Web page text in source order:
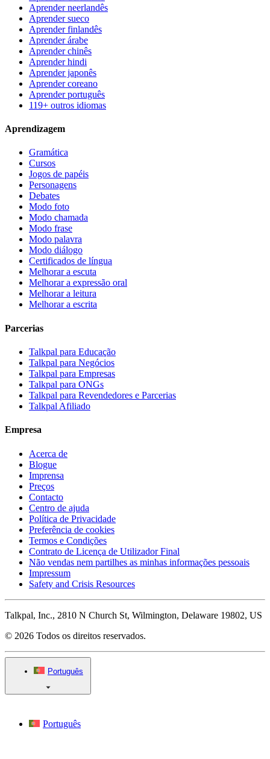
Aprender neerlandês
Aprender sueco
Aprender finlandês
Aprender árabe
Aprender chinês
Aprender hindi
Aprender japonês
Aprender coreano
Aprender português
119+ outros idiomas
Aprendizagem
Gramática
Cursos
Jogos de papéis
Personagens
Debates
Modo foto
Modo chamada
Modo frase
Modo palavra
Modo diálogo
Certificados de língua
Melhorar a escuta
Melhorar a expressão oral
Melhorar a leitura
Melhorar a escrita
Parcerias
Talkpal para Educação
Talkpal para Negócios
Talkpal para Empresas
Talkpal para ONGs
Talkpal para Revendedores e Parcerias
Talkpal Afiliado
Empresa
Acerca de
Blogue
Imprensa
Preços
Contacto
Centro de ajuda
Política de Privacidade
Preferência de cookies
Termos e Condições
Contrato de Licença de Utilizador Final
Não vendas nem partilhes as minhas informações pessoais
Impressum
Safety and Crisis Resources
Talkpal, Inc., 2810 N Church St, Wilmington, Delaware 19802, US
© 2026 Todos os direitos reservados.
Português
Português